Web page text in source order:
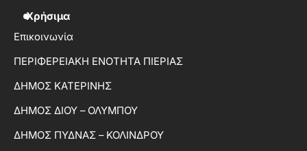
Χρήσιμα
Επικοινωνία
ΠΕΡΙΦΕΡΕΙΑΚΗ ΕΝΟΤΗΤΑ ΠΙΕΡΙΑΣ
ΔΗΜΟΣ ΚΑΤΕΡΙΝΗΣ
ΔΗΜΟΣ ΔΙΟΥ – ΟΛΥΜΠΟΥ
ΔΗΜΟΣ ΠΥΔΝΑΣ – ΚΟΛΙΝΔΡΟΥ